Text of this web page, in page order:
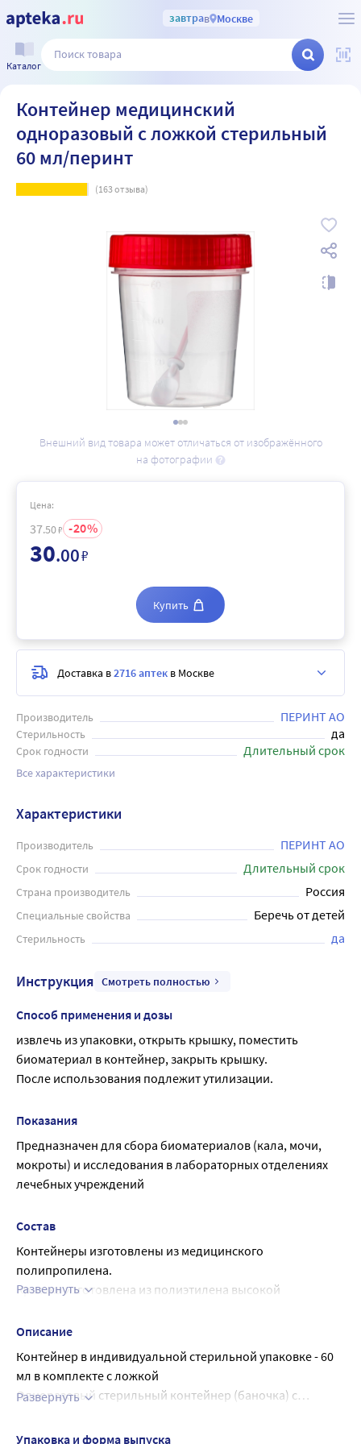
завтрав Москве
Каталог
Контейнер медицинский
одноразовый с ложкой стерильный
60 мл/перинт
(163отзыва)
Внешний вид товара может отличаться от изображённого
на фотографии
Производитель ПЕРИНТ АО
Стерильность да
Срок годности Длительный срок
Все характеристики
Цена:
37.50₽ 20
30.00₽
Купить
Доставка в2716 аптек в Москве
Характеристики
Производитель ПЕРИНТ АО
Срок годности Длительный срок
Страна производитель Россия
Специальные свойства Беречь от детей
Стерильность да
Инструкция Смотреть полностью
Способ применения и дозы
извлечь из упаковки, открыть крышку, поместить
биоматериал в контейнер, закрыть крышку.
После использования подлежит утилизации.
Показания
Предназначен для сбора биоматериалов (кала, мочи,
мокроты) и исследования в лабораторных отделениях
лечебных учреждений
Состав
Контейнеры изготовлены из медицинского
полипропилена.
Крышка изготовлена из полиэтилена высокой
Развернуть
Описание
Контейнер в индивидуальной стерильной упаковке - 60
мл в комплекте с ложкой
Одноразовый стерильный контейнер (баночка) с
полипропилена. Служит для сбора, транспортировки и
инертен и химически устойчив к часто используемым
Развернуть
Упаковка и форма выпуска